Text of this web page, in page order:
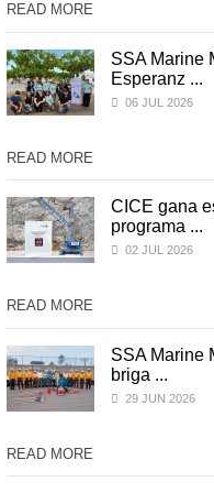
Miguel Ángel Bres
encabezará seguridad en
CON ...
IT-ANÁLISIS: Puerto Lázaro
Cárdenas incorpora ...
06 AGO 2026
READ MORE
SSA Marine
Esperanz ...
06 JUL 2026
READ MORE
CICE gana
programa ...
02 JUL 2026
READ MORE
SSA Marine
briga ...
29 JUN 2026
READ MORE